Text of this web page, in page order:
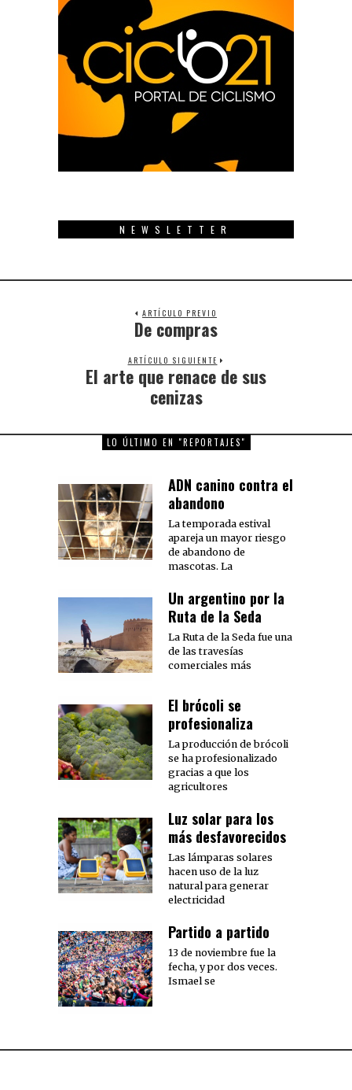
NEWSLETTER
ARTÍCULO PREVIO
Previous
post:
De compras
ARTÍCULO SIGUIENTE
Next
post:
El arte que renace de sus
cenizas
LO ÚLTIMO EN "REPORTAJES"
ADN canino contra el
abandono
La temporada estival
apareja un mayor riesgo
de abandono de
mascotas. La
Un argentino por la
Ruta de la Seda
La Ruta de la Seda fue una
de las travesías
comerciales más
El brócoli se
profesionaliza
La producción de brócoli
se ha profesionalizado
gracias a que los
agricultores
Luz solar para los
más desfavorecidos
Las lámparas solares
hacen uso de la luz
natural para generar
electricidad
Partido a partido
13 de noviembre fue la
fecha, y por dos veces.
Ismael se